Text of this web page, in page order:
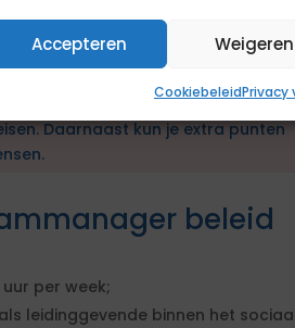
Accepteren Weigeren
CookiebeleidPrivacy
ma t/m vrij
aanbestedingsprocedure. De
geformuleerd. Om in aanmerking
Daarnaast kun je extra punten
beleid
per week;
leidinggevende binnen het